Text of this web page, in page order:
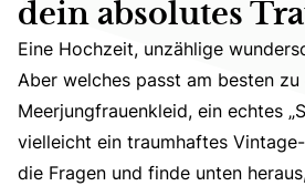
dein absolutes
Eine Hochzeit, unzählige
Eine Hochzeit, unzählige
Aber welches passt am besten
Meerjungfrauenkleid, ein echtes
vielleicht ein traumhaftes
die Fragen und finde unten